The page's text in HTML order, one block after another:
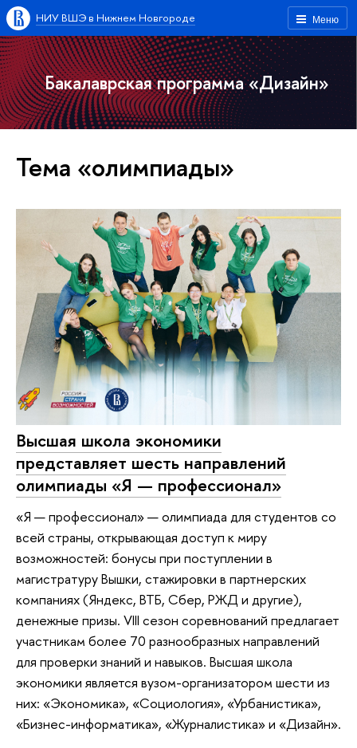
Меню
НИУ ВШЭ в Нижнем Новгороде
Бакалаврская программа «Дизайн»
Тема «олимпиады»
Высшая школа экономики
представляет шесть направлений
олимпиады «Я — профессионал»
«Я — профессионал» — олимпиада для студентов со
всей страны, открывающая доступ к миру
возможностей: бонусы при поступлении в
магистратуру Вышки, стажировки в партнерских
компаниях (Яндекс, ВТБ, Сбер, РЖД и другие),
денежные призы. VIII сезон соревнований предлагает
участникам более 70 разнообразных направлений
для проверки знаний и навыков. Высшая школа
экономики является вузом-организатором шести из
них: «Экономика», «Социология», «Урбанистика»,
«Бизнес-информатика», «Журналистика» и «Дизайн».